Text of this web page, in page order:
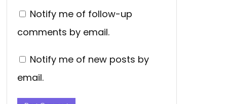
Notify me of follow-up
comments by email.
Notify me of new posts by
email.